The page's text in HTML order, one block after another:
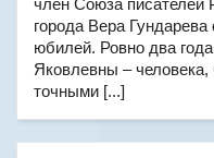
член Союза писателей
города Вера
юбилей. Ровно два
Яковлевны –
точными [...]